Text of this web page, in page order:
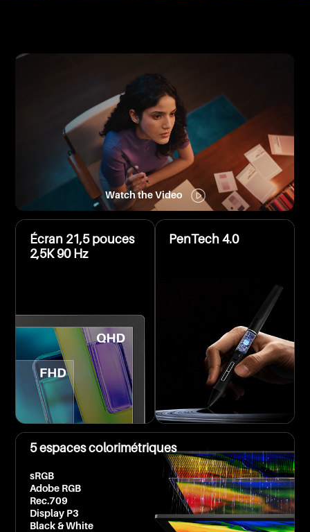
Watch the Video
Écran 21,5 pouces
2,5K 90 Hz
PenTech 4.0
5 espaces colorimétriques
sRGB
Adobe RGB
Rec.709
Display P3
Black & White